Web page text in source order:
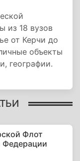
из 18 вузов
от Керчи до
объекты
географии.
Флот
Федерации